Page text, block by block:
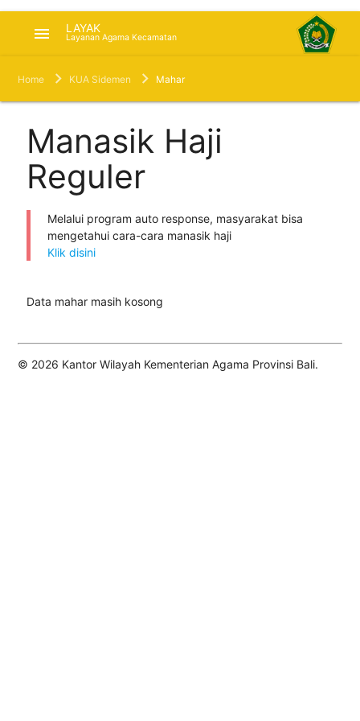
menu LAYAK
Layanan Agama Kecamatan
Home KUA Sidemen Mahar
Manasik Haji
Reguler
Melalui program auto response, masyarakat bisa
mengetahui cara-cara manasik haji
Klik disini
Data mahar masih kosong
© 2026 Kantor Wilayah Kementerian Agama Provinsi Bali.